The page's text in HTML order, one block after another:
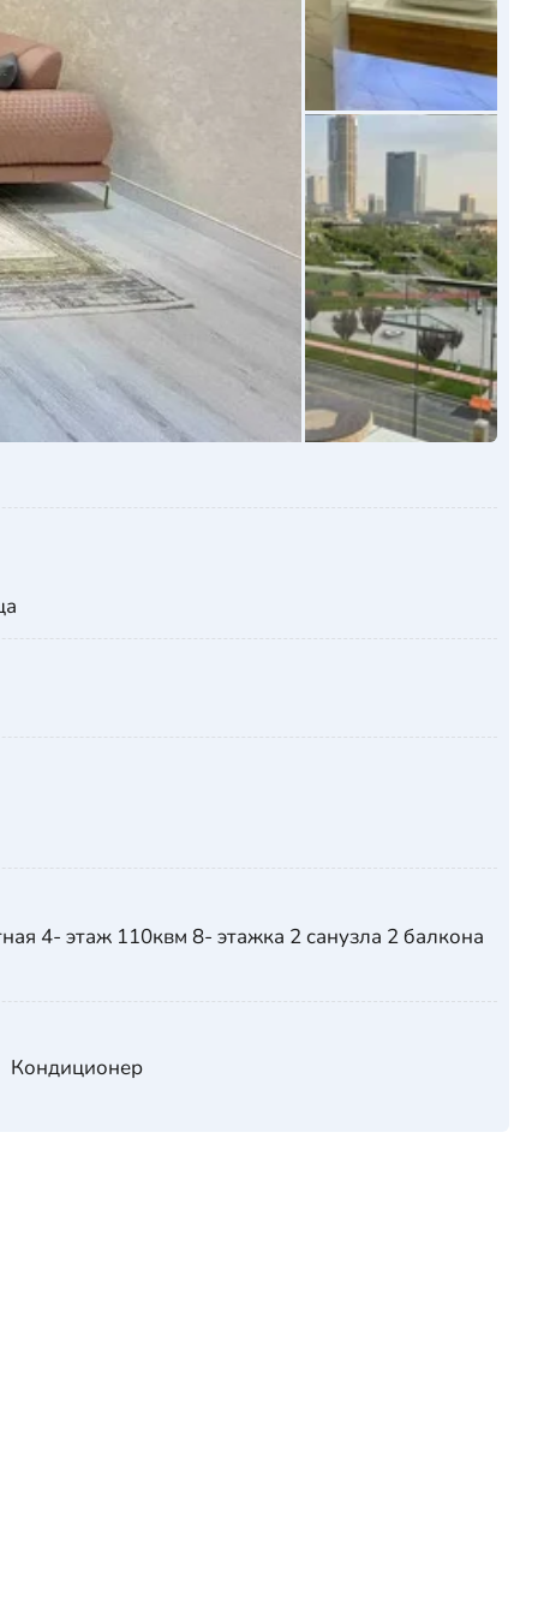
4- этаж 110квм 8- этажка 2 санузла 2 балкона
Кондиционер